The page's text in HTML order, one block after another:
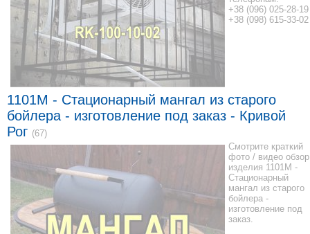
+38 (096) 025-28-19
+38 (098) 615-33-02
1101M - Стационарный мангал из старого
бойлера - изготовление под заказ - Кривой
Рог (67)
Смотрите краткий
фото / видео обзор
изделия 1101M -
Стационарный
мангал из старого
бойлера -
изготовление под
заказ.